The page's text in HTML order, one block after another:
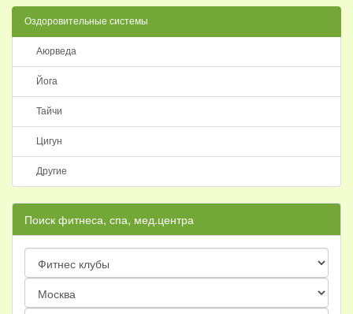
Оздоровительные системы
Аюрведа
Йога
Тайчи
Цигун
Другие
Поиск фитнеса, спа, мед.центра